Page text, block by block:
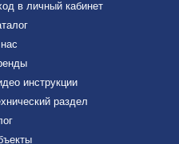
в личный кабинет
инструкции
раздел